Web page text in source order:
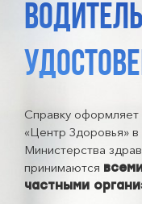
Справку
«Центр Здоровья»
Министерства
принимаются
частными